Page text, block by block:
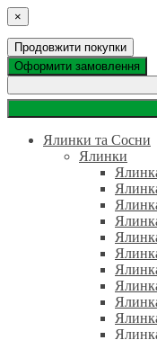
×
Продовжити покупки
Оформити замовлення
Ялинки та Сосни
Ялинки